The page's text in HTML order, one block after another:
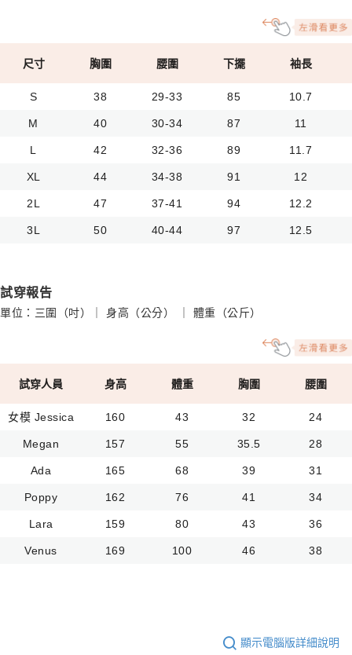
尺寸 胸圍 腰圍 下擺 袖長
S 38 29-33 85 10.7
M 40 30-34 87 11
L 42 32-36 89 11.7
XL 44 34-38 91 12
2L 47 37-41 94 12.2
3L 50 40-44 97 12.5
試穿報告
單位：三圍（吋）｜ 身高（公分） ｜ 體重（公斤）
試穿人員 身高 體重 胸圍 腰圍
女模 Jessica 160 43 32 24
Megan 157 55 35.5 28
Ada 165 68 39 31
Poppy 162 76 41 34
Lara 159 80 43 36
Venus 169 100 46 38
顯示電腦版詳細說明